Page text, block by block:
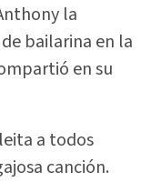
la
bailarina en la
en su
a todos
canción.